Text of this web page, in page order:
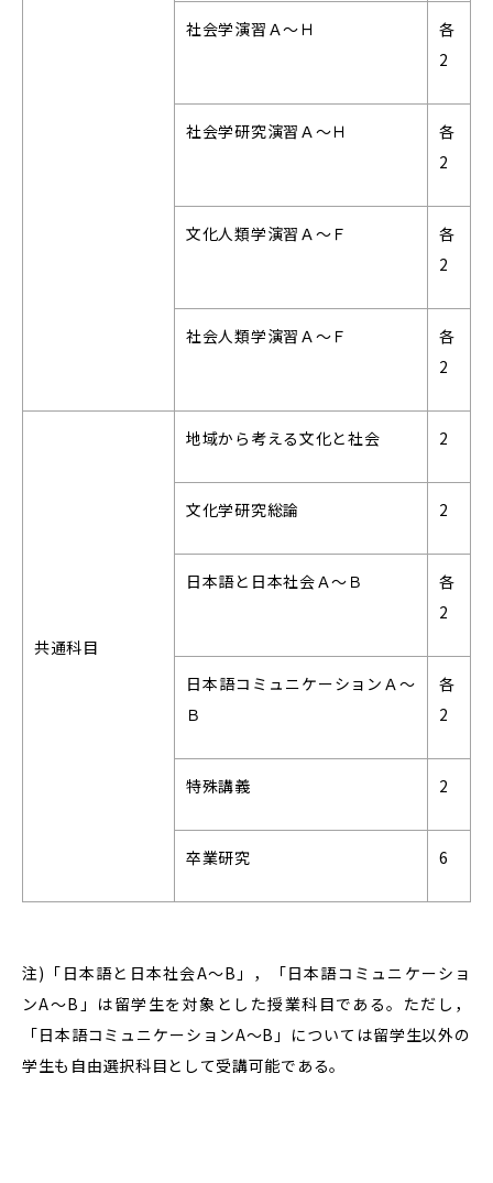
社会学演習Ａ～Ｈ
各
2
社会学研究演習Ａ～Ｈ
各
2
文化人類学演習Ａ～Ｆ
各
2
社会人類学演習Ａ～Ｆ
各
2
共通科目
地域から考える文化と社会 2
文化学研究総論 2
日本語と日本社会Ａ～Ｂ
各
2
日本語コミュニケーションＡ～
Ｂ
各
2
特殊講義 2
卒業研究 6
注)「日本語と日本社会A～B」，「日本語コミュニケーショ
ンA～B」は留学生を対象とした授業科目である。ただし，
「日本語コミュニケーションA～B」については留学生以外の
学生も自由選択科目として受講可能である。